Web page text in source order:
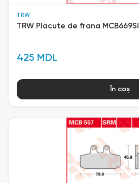
TRW
TRW Placute de frana MCB669SI
425 MDL
În coș